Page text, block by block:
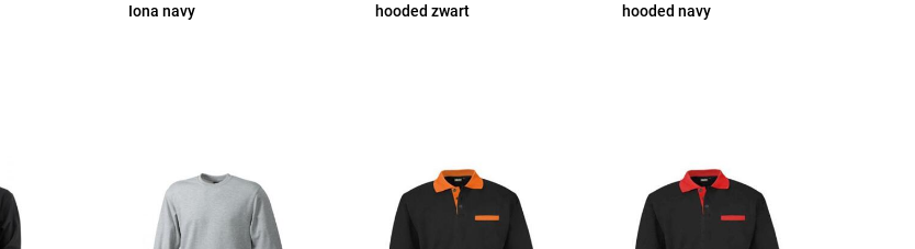
Iona navy
hooded zwart
hooded navy